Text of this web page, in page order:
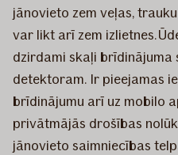
jānovieto zem veļas,
var likt arī zem izlietnes.
dzirdami skaļi brīdinājuma
detektoram. Ir pieejamas
brīdinājumu arī uz mobilo
privātmājās drošības
jānovieto saimniecības